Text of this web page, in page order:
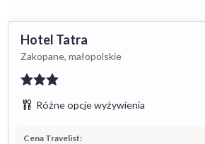
Hotel Tatra
Zakopane, małopolskie
Różne opcje wyżywienia
Cena Travelist: